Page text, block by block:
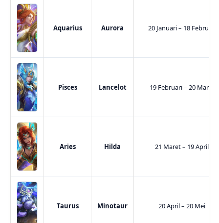
Aquarius Aurora 20 Januari – 18 Februari
Pisces Lancelot 19 Februari – 20 Maret
Aries Hilda 21 Maret – 19 April
Taurus Minotaur 20 April – 20 Mei